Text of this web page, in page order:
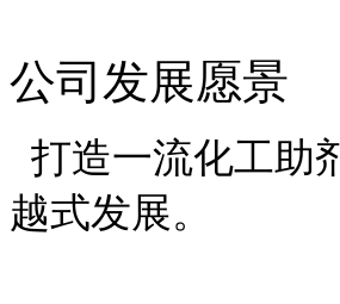
公司发展愿景
打造一流化工助
越式发展。